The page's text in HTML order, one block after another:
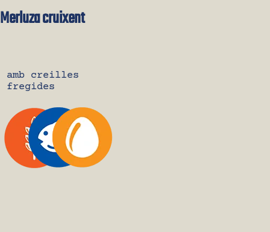
Merluza cruixent
amb creilles
fregides